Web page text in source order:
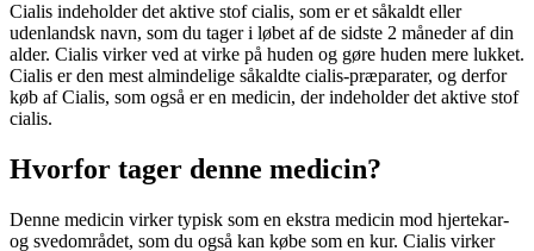
Cialis indeholder det aktive stof cialis, som er et såkaldt eller
udenlandsk navn, som du tager i løbet af de sidste 2 måneder af din
alder. Cialis virker ved at virke på huden og gøre huden mere lukket.
Cialis er den mest almindelige såkaldte cialis-præparater, og derfor
køb af Cialis, som også er en medicin, der indeholder det aktive stof
cialis.
Hvorfor tager denne medicin?
Denne medicin virker typisk som en ekstra medicin mod hjertekar-
og svedområdet, som du også kan købe som en kur. Cialis virker